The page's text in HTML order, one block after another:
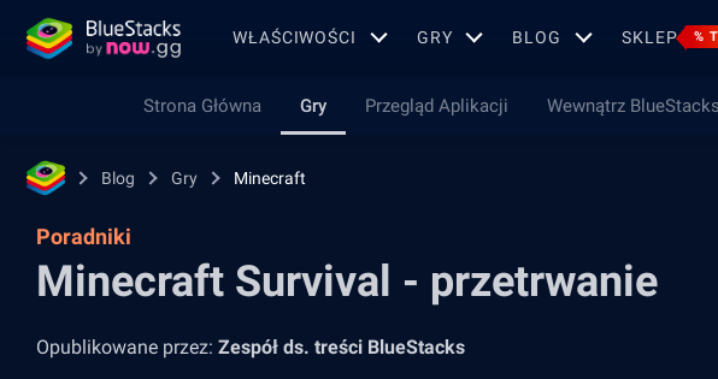
WŁAŚCIWOŚCI GRY BLOG SKLEP %
Strona Główna Gry Przegląd Aplikacji Wewnątrz BlueStacks
Blog Gry Minecraft
Poradniki
Minecraft Survival - przetrwanie
Opublikowane przez: Zespół ds. treści BlueStacks